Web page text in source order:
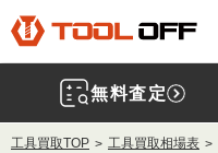
無料査定
工具買取TOP 工具買取相場表